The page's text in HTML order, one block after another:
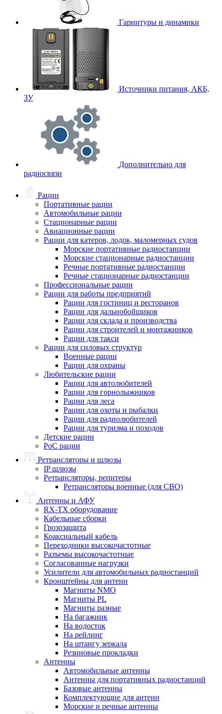
Гарнитуры и динамики
Источники питания, АКБ,
ЗУ
Дополнительно для
радиосвязи
Рации
Портативные рации
Автомобильные рации
Стационарные рации
Авиационные рации
Рации для катеров, лодок, маломерных судов
Морские портативные радиостанции
Морские стационарные радиостанции
Речные портативные радиостанции
Речные стационарные радиостанции
Профессиональные рации
Рации для работы предприятий
Рации для гостиниц и ресторанов
Рации для дальнобойщиков
Рации для склада и производства
Рации для строителей и монтажников
Рации для такси
Рации для силовых структур
Военные рации
Рации для охраны
Любительские рации
Рации для автолюбителей
Рации для горнолыжников
Рации для леса
Рации для охоты и рыбалки
Рации для радиолюбителей
Рации для туризма и походов
Детские рации
PoC рации
Ретрансляторы и шлюзы
IP шлюзы
Ретрансляторы, репитеры
Ретрансляторы военные (для СВО)
Антенны и АФУ
RX-TX оборудование
Кабельные сборки
Грозозащита
Коаксиальный кабель
Переходники высокочастотные
Разъемы высокочастотные
Согласованные нагрузки
Усилители для автомобильных радиостанций
Кронштейны для антенн
Магниты NMO
Магниты PL
Магниты разные
На багажник
На водосток
На рейлинг
На штангу зеркала
Резиновые прокладки
Антенны
Автомобильные антенны
Антенны для портативных радиостанций
Базовые антенны
Комплектующие для антенн
Морские и речные антенны